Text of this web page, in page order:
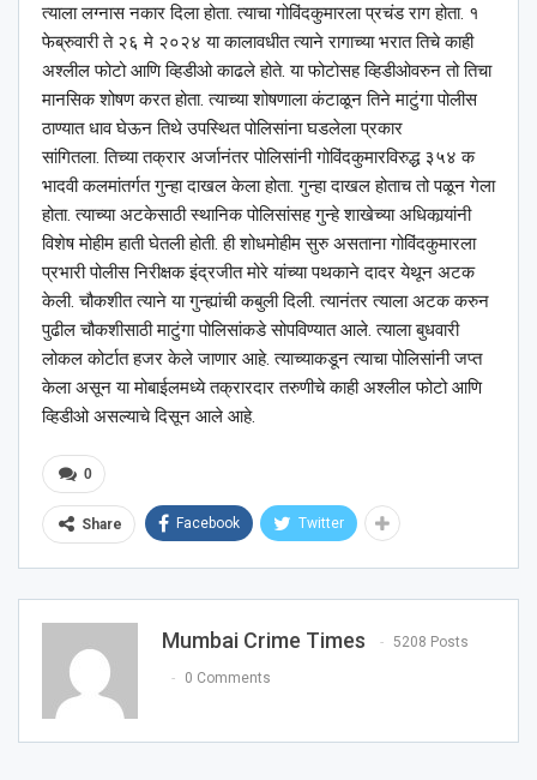
त्याला लग्नास नकार दिला होता. त्याचा गोविंदकुमारला प्रचंड राग होता. १
फेब्रुवारी ते २६ मे २०२४ या कालावधीत त्याने रागाच्या भरात तिचे काही
अश्‍लील फोटो आणि व्हिडीओ काढले होते. या फोटोसह व्हिडीओवरुन तो तिचा
मानसिक शोषण करत होता. त्याच्या शोषणाला कंटाळून तिने माटुंगा पोलीस
ठाण्यात धाव घेऊन तिथे उपस्थित पोलिसांना घडलेला प्रकार
सांगितला. तिच्या तक्रार अर्जानंतर पोलिसांनी गोविंदकुमारविरुद्ध ३५४ क
भादवी कलमांतर्गत गुन्हा दाखल केला होता. गुन्हा दाखल होताच तो पळून गेला
होता. त्याच्या अटकेसाठी स्थानिक पोलिसांसह गुन्हे शाखेच्या अधिकार्‍यांनी
विशेष मोहीम हाती घेतली होती. ही शोधमोहीम सुरु असताना गोविंदकुमारला
प्रभारी पोलीस निरीक्षक इंद्रजीत मोरे यांच्या पथकाने दादर येथून अटक
केली. चौकशीत त्याने या गुन्ह्यांची कबुली दिली. त्यानंतर त्याला अटक करुन
पुढील चौकशीसाठी माटुंगा पोलिसांकडे सोपविण्यात आले. त्याला बुधवारी
लोकल कोर्टात हजर केले जाणार आहे. त्याच्याकडून त्याचा पोलिसांनी जप्त
केला असून या मोबाईलमध्ये तक्रारदार तरुणीचे काही अश्‍लील फोटो आणि
व्हिडीओ असल्याचे दिसून आले आहे.
0
Share Facebook Twitter
Mumbai Crime Times 5208 Posts
0 Comments